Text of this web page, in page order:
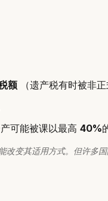
额 （遗产税有时被非
可能被课以最高 40%
变其适用方式。但许多